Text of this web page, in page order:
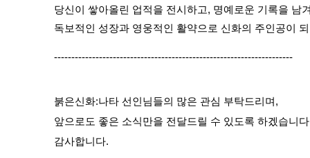
당신이 쌓아올린 업적을 전시하고, 명예로운 기록을 남
독보적인 성장과 영웅적인 활약으로 신화의 주인공이
---------------------------------------------------------------------
붉은신화:나타 선인님들의 많은 관심 부탁드리며,
앞으로도 좋은 소식만을 전달드릴 수 있도록 하겠습니
감사합니다.